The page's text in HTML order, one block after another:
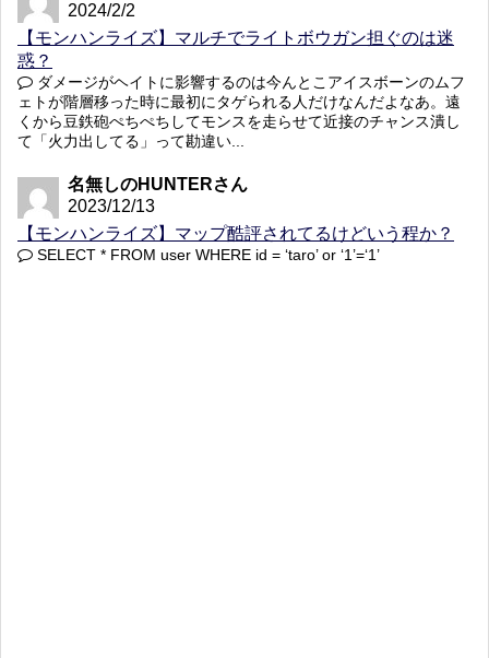
2024/2/2
【モンハンライズ】マルチでライトボウガン担ぐのは迷
惑？
ダメージがヘイトに影響するのは今んとこアイスボーンのムフ
ェトが階層移った時に最初にタゲられる人だけなんだよなあ。遠
くから豆鉄砲ぺちぺちしてモンスを走らせて近接のチャンス潰し
て「火力出してる」って勘違い...
名無しのHUNTERさん
2023/12/13
【モンハンライズ】マップ酷評されてるけどいう程か？
SELECT * FROM user WHERE id = ‘taro’ or ‘1’=‘1’